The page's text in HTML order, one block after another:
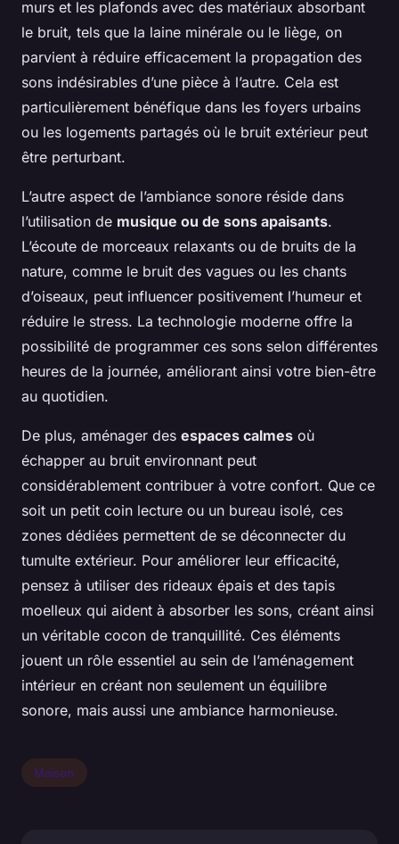
murs et les plafonds avec des matériaux absorbant
le bruit, tels que la laine minérale ou le liège, on
parvient à réduire efficacement la propagation des
sons indésirables d’une pièce à l’autre. Cela est
particulièrement bénéfique dans les foyers urbains
ou les logements partagés où le bruit extérieur peut
être perturbant.
L’autre aspect de l’ambiance sonore réside dans
l’utilisation de musique ou de sons apaisants.
L’écoute de morceaux relaxants ou de bruits de la
nature, comme le bruit des vagues ou les chants
d’oiseaux, peut influencer positivement l’humeur et
réduire le stress. La technologie moderne offre la
possibilité de programmer ces sons selon différentes
heures de la journée, améliorant ainsi votre bien-être
au quotidien.
De plus, aménager des espaces calmes où
échapper au bruit environnant peut
considérablement contribuer à votre confort. Que ce
soit un petit coin lecture ou un bureau isolé, ces
zones dédiées permettent de se déconnecter du
tumulte extérieur. Pour améliorer leur efficacité,
pensez à utiliser des rideaux épais et des tapis
moelleux qui aident à absorber les sons, créant ainsi
un véritable cocon de tranquillité. Ces éléments
jouent un rôle essentiel au sein de l’aménagement
intérieur en créant non seulement un équilibre
sonore, mais aussi une ambiance harmonieuse.
Maison